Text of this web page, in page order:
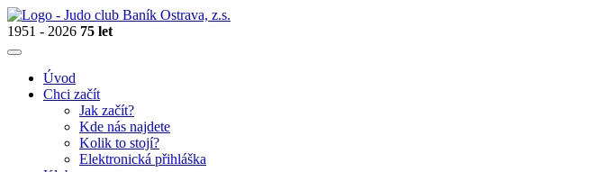
1951 - 2026 75 let
Úvod
Chci začít
Jak začít?
Kde nás najdete
Kolik to stojí?
Elektronická přihláška